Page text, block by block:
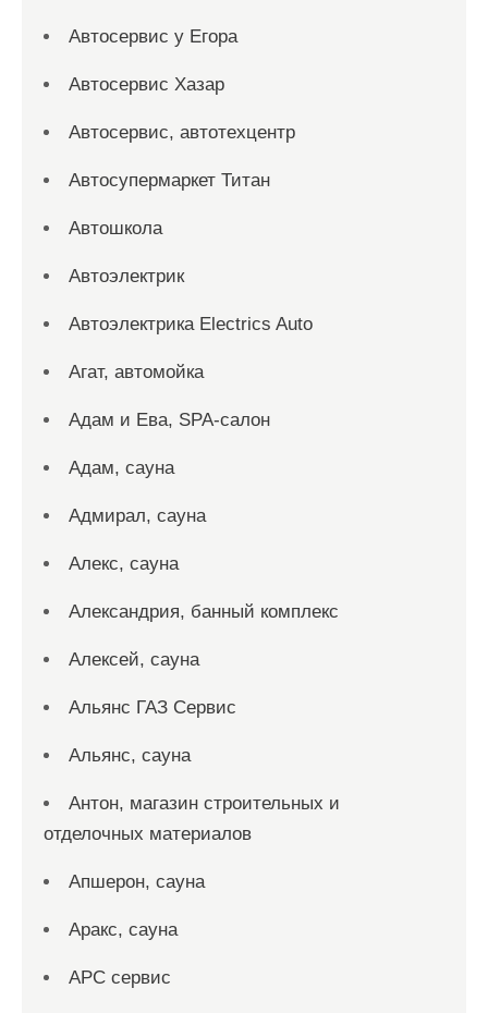
Автосервис у Егора
Автосервис Хазар
Автосервис, автотехцентр
Автосупермаркет Титан
Автошкола
Автоэлектрик
Автоэлектрика Electrics Auto
Агат, автомойка
Адам и Ева, SPA-салон
Адам, сауна
Адмирал, сауна
Алекс, сауна
Александрия, банный комплекс
Алексей, сауна
Альянс ГАЗ Сервис
Альянс, сауна
Антон, магазин строительных и
отделочных материалов
Апшерон, сауна
Аракс, сауна
АРС сервис